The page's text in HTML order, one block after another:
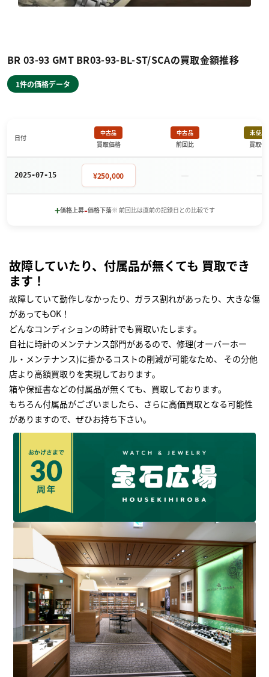
BR 03-93 GMT BR03-93-BL-ST/SCAの買取金額推移
1件の価格データ
日付
中古品
買取価格
中古品
前回比
未使用
買取価
2025-07-15 ¥250,000 － －
+価格上昇-価格下落※ 前回比は直前の記録日との比較です
故障していたり、付属品が無くても 買取でき
ます！
故障していて動作しなかったり、ガラス割れがあったり、大きな傷
があってもOK！
どんなコンディションの時計でも買取いたします｡
自社に時計のメンテナンス部門があるので、修理(オーバーホー
ル・メンテナンス)に掛かるコストの削減が可能なため、 その分他
店より高額買取りを実現しております｡
箱や保証書などの付属品が無くても、買取しております。
もちろん付属品がございましたら、さらに高価買取となる可能性
がありますので、ぜひお持ち下さい｡